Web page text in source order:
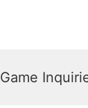
Game